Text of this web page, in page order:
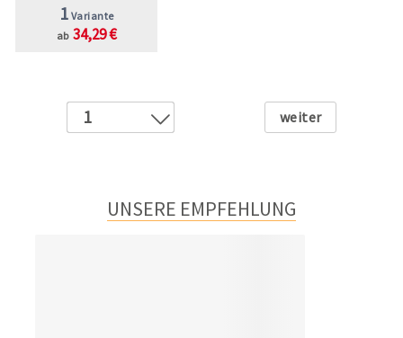
1 Variante
ab 34,29 €
1
Weiter
UNSERE EMPFEHLUNG